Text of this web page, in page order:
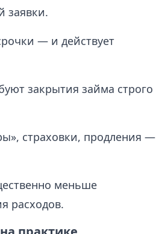
заявки.
— и действует
закрытия займа строго
страховки, продления —
меньше
расходов.